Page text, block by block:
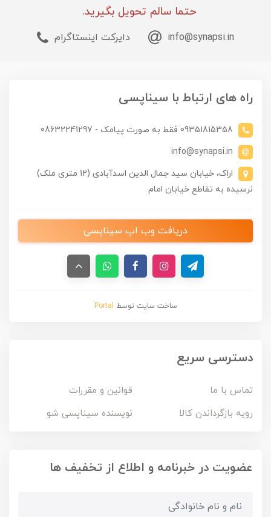
حتما سالم تحویل بگیرید.
info@synapsi.in دایرکت اینستاگرام
راه های ارتباط با سیناپسی
09351815358 فقط به صورت پیامک - 08632241297
info@synapsi.in
اراک، خیابان سید جمال الدین اسدآبادی (12 متری ملک)
نرسیده به تقاطع خیابان امام
دریافت وب اپ سیناپسی
ساخت سایت توسط Portal
دسترسی سریع
تماس با ما
قوانین و مقررات
رویه بازگرداندن کالا
نویسنده سیناپسی شو
عضویت در خبرنامه و اطلاع از تخفیف ها